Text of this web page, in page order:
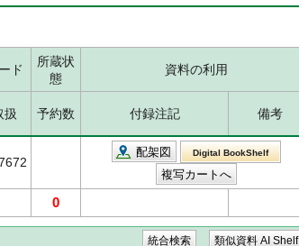
ド
所蔵状
態
資料の利用
扱 予約数 付録注記 備考
配架図 Digital BookShelf
0